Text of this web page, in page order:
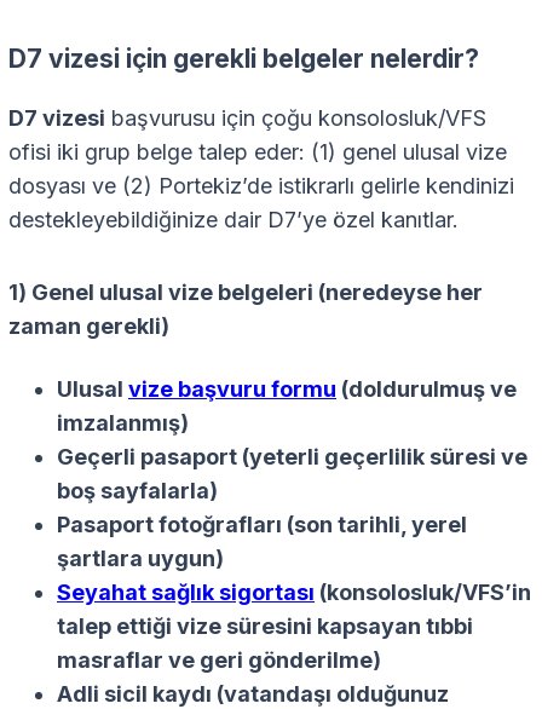
D7 vizesi için gerekli belgeler nelerdir?
D7 vizesi başvurusu için çoğu konsolosluk/VFS
ofisi iki grup belge talep eder: (1) genel ulusal vize
dosyası ve (2) Portekiz’de istikrarlı gelirle kendinizi
destekleyebildiğinize dair D7’ye özel kanıtlar.
1) Genel ulusal vize belgeleri (neredeyse her
zaman gerekli)
Ulusal vize başvuru formu (doldurulmuş ve
imzalanmış)
Geçerli pasaport (yeterli geçerlilik süresi ve
boş sayfalarla)
Pasaport fotoğrafları (son tarihli, yerel
şartlara uygun)
Seyahat sağlık sigortası (konsolosluk/VFS’in
talep ettiği vize süresini kapsayan tıbbi
masraflar ve geri gönderilme)
Adli sicil kaydı (vatandaşı olduğunuz